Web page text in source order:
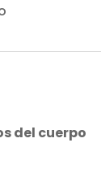
del cuerpo